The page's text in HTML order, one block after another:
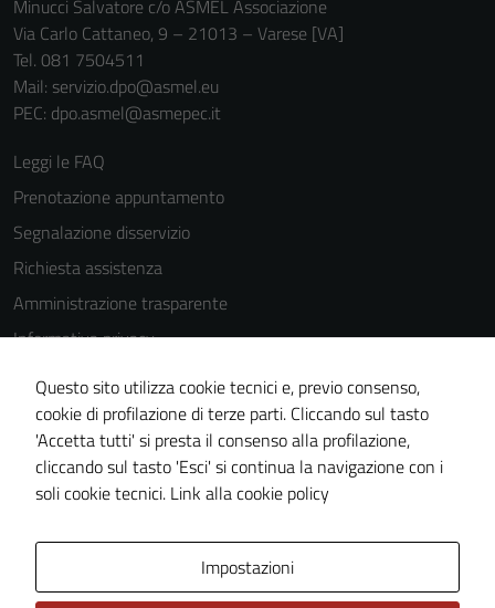
Minucci Salvatore c/o ASMEL Associazione
Via Carlo Cattaneo, 9 – 21013 – Varese [VA]
Tel. 081 7504511
Mail: servizio.dpo@asmel.eu
PEC: dpo.asmel@asmepec.it
Leggi le FAQ
Prenotazione appuntamento
Segnalazione disservizio
Richiesta assistenza
Amministrazione trasparente
Informativa privacy
Cookie Policy
Note legali
Dichiarazione di accessibilità
Piano di miglioramento del sito
Questo sito utilizza cookie tecnici e, previo consenso,
cookie di profilazione di terze parti. Cliccando sul tasto
'Accetta tutti' si presta il consenso alla profilazione,
cliccando sul tasto 'Esci' si continua la navigazione con i
soli cookie tecnici. Link alla cookie policy
Impostazioni